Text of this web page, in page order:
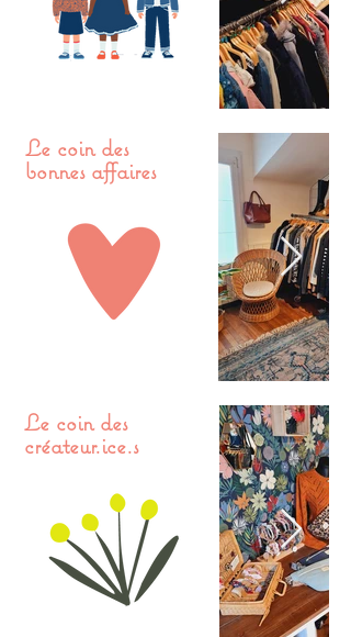
Le coin des
bonnes affaires
Le coin des
créateur.ice.s